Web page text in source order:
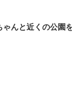
ゃんと近くの公園